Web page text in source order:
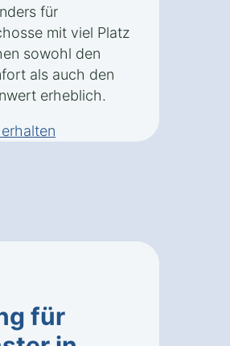
für
mit viel Platz
sowohl den
als auch den
erheblich.
für